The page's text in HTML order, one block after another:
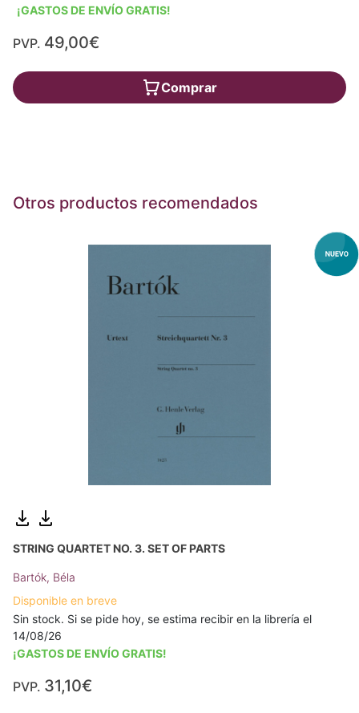
¡GASTOS DE ENVÍO GRATIS!
PVP. 49,00€
Comprar
Otros productos recomendados
STRING QUARTET NO. 3. SET OF PARTS
Bartók, Béla
Disponible en breve
Sin stock. Si se pide hoy, se estima recibir en la librería el
14/08/26
¡GASTOS DE ENVÍO GRATIS!
PVP. 31,10€